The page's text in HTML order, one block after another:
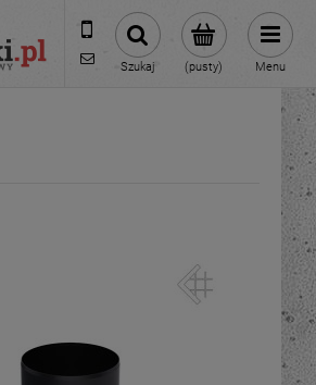
601954074
biuro@ikominki.pl
(pusty)
Szukaj Menu